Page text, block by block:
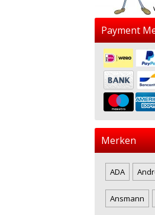
Payment
Merken
ADA
Ansmann